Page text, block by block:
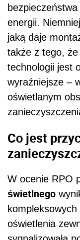
energii.
jaką daje
także z tego, że
technologii jest
wyraźniejsze –
oświetlanym
Co jest
W ocenie RPO
świetlnego
oświetlenia